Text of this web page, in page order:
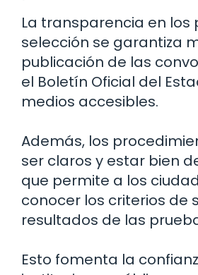
La transparencia en los
selección se garantiza
publicación de las
el Boletín Oficial del
medios accesibles.
Además, los
ser claros y estar bien
que permite a los
conocer los criterios de
resultados de las
Esto fomenta la